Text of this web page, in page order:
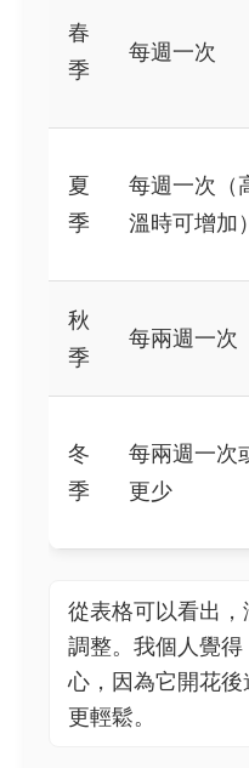
春
季
每週一次
夏
季
每週一次（
溫時可增加）
秋
季
每兩週一次
冬
季
每兩週一次
更少
從表格可以看出
調整。我個人覺
心，因為它開花
更輕鬆。